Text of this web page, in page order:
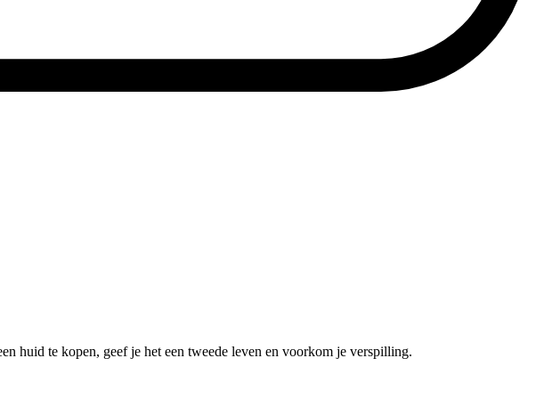
huid te kopen, geef je het een tweede leven en voorkom je verspilling.